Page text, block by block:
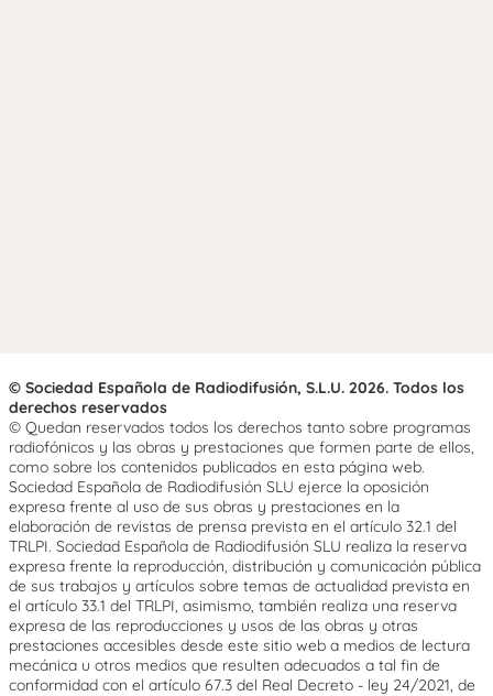
© Sociedad Española de Radiodifusión, S.L.U. 2026. Todos los
derechos reservados
© Quedan reservados todos los derechos tanto sobre programas
radiofónicos y las obras y prestaciones que formen parte de ellos,
como sobre los contenidos publicados en esta página web.
Sociedad Española de Radiodifusión SLU ejerce la oposición
expresa frente al uso de sus obras y prestaciones en la
elaboración de revistas de prensa prevista en el artículo 32.1 del
TRLPI. Sociedad Española de Radiodifusión SLU realiza la reserva
expresa frente la reproducción, distribución y comunicación pública
de sus trabajos y artículos sobre temas de actualidad prevista en
el artículo 33.1 del TRLPI, asimismo, también realiza una reserva
expresa de las reproducciones y usos de las obras y otras
prestaciones accesibles desde este sitio web a medios de lectura
mecánica u otros medios que resulten adecuados a tal fin de
conformidad con el artículo 67.3 del Real Decreto - ley 24/2021, de